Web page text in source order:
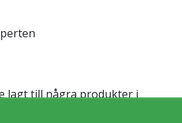
lagt till några produkter i